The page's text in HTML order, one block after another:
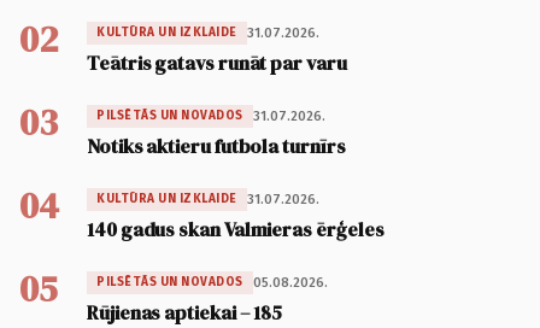
02 KULTŪRA UN IZKLAIDE 31.07.2026.
Teātris gatavs runāt par varu
03 PILSĒTĀS UN NOVADOS 31.07.2026.
Notiks aktieru futbola turnīrs
04 KULTŪRA UN IZKLAIDE 31.07.2026.
140 gadus skan Valmieras ērģeles
05 PILSĒTĀS UN NOVADOS 05.08.2026.
Rūjienas aptiekai – 185